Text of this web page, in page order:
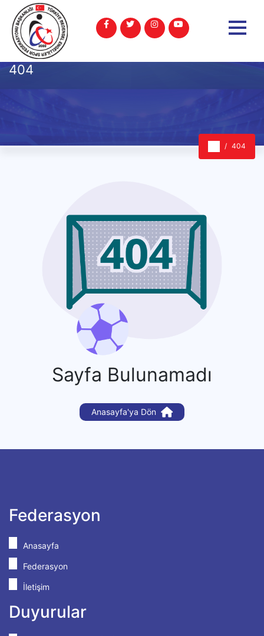
404
404
Sayfa Bulunamadı
Anasayfa'ya Dön
Federasyon
Anasayfa
Federasyon
İletişim
Duyurular